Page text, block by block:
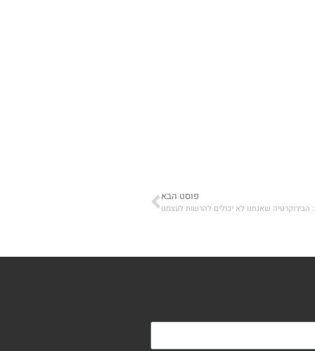
פוסט הבא
הבירוקרטיה שאנחנו לא יכולים להרשות לעצמנו